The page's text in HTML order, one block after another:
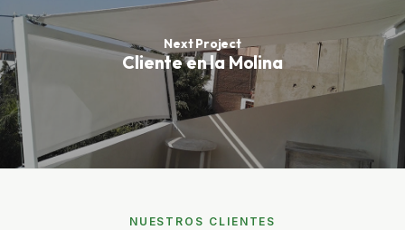
Next Project
Cliente en la Molina
NUESTROS CLIENTES